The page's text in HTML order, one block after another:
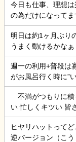
今日も仕事、理想
の為だけになってま
ていけているので
がなく職探しして
それにしても古株
株の時は、そんな
くやっていました。
手くいかないのは
明日は約1ヶ月ぶり
うまく動けるかな
不安！
週一の利用+普段は
がお風呂行く時に”
に行く？！？”と返
なことがあるから
4ヶ月弱しか経って
不満がつもりに積
い 忙
ヒヤリハットって
逆バージョン（こう